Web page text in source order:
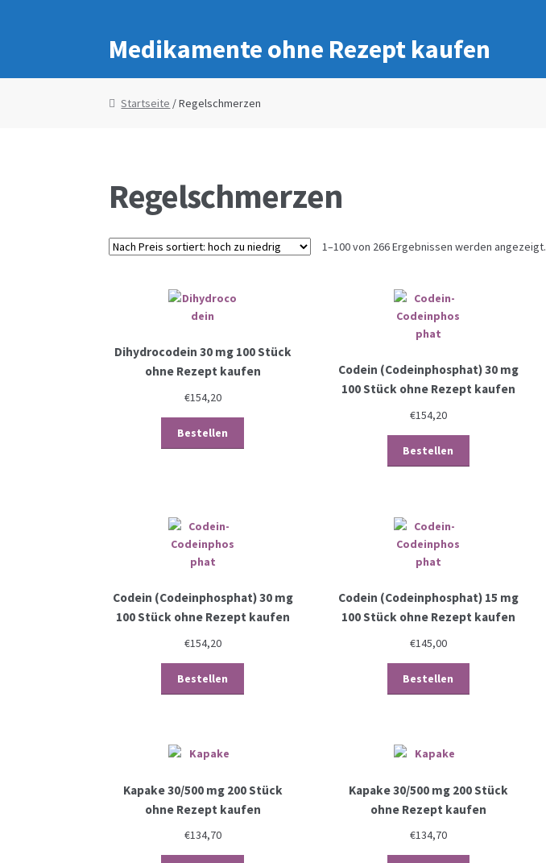
Medikamente ohne Rezept kaufen
Startseite / Regelschmerzen
Regelschmerzen
1–100 von 266 Ergebnissen werden angezeigt.
Dihydrocodein 30 mg 100 Stück
ohne Rezept kaufen
€154,20
Bestellen
Codein (Codeinphosphat) 30 mg
100 Stück ohne Rezept kaufen
€154,20
Bestellen
Codein (Codeinphosphat) 30 mg
100 Stück ohne Rezept kaufen
€154,20
Bestellen
Codein (Codeinphosphat) 15 mg
100 Stück ohne Rezept kaufen
€145,00
Bestellen
Kapake 30/500 mg 200 Stück
ohne Rezept kaufen
€134,70
Kapake 30/500 mg 200 Stück
ohne Rezept kaufen
€134,70